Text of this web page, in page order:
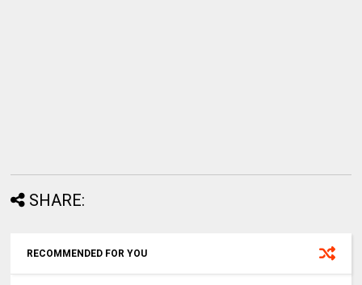
SHARE:
RECOMMENDED FOR YOU